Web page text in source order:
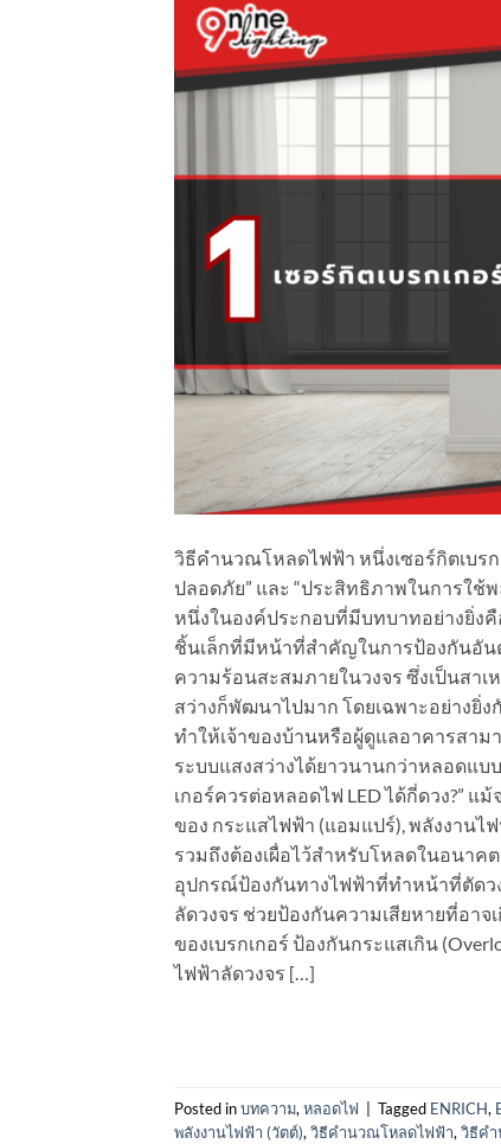
วิธีคำนวณโหลดไฟฟ้า หนึ่งเซอร์กิตเบรก
ปลอดภัย” และ “ประสิทธิภาพในการใช้
หนึ่งในองค์ประกอบที่มีบทบาทอย่างยิ่งคื
ชิ้นเล็กที่มีหน้าที่สำคัญในการป้องกันอัน
ความร้อนสะสมภายในวงจร ซึ่งเป็นสา
สว่างก็พัฒนาไปมาก โดยเฉพาะอย่างยิ่
ทำให้เจ้าของบ้านหรือผู้ดูแลอาคารสา
ระบบแสงสว่างได้ยาวนานกว่าหลอดแบ
เกอร์ควรต่อหลอดไฟ LED ได้กี่ดวง?” แ
ของ กระแสไฟฟ้า (แอมแปร์), พลังงานไ
รวมถึงต้องเผื่อไว้สำหรับโหลดในอนาคต
อุปกรณ์ป้องกันทางไฟฟ้าที่ทำหน้าที่ตัดว
ลัดวงจร ช่วยป้องกันความเสียหายที่อา
ของเบรกเกอร์ ป้องกันกระแสเกิน
ไฟฟ้าลัดวงจร […]
Posted inบทความ, หลอดไฟ Tagged ENRICH,
พลังงานไฟฟ้า (วัตต์), วิธีคำนวณโหลดไฟฟ้า, วิธีคำ